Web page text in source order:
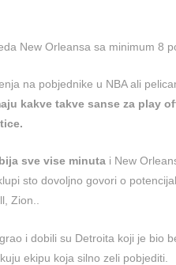
New Orleansa sa minimum 8
na pobjednike u NBA ali
kakve takve sanse za play
sve vise minuta i New
sto dovoljno govori o
Zion..
i dobili su Detroita koji je bio
ekipu koja silno zeli pobjediti.